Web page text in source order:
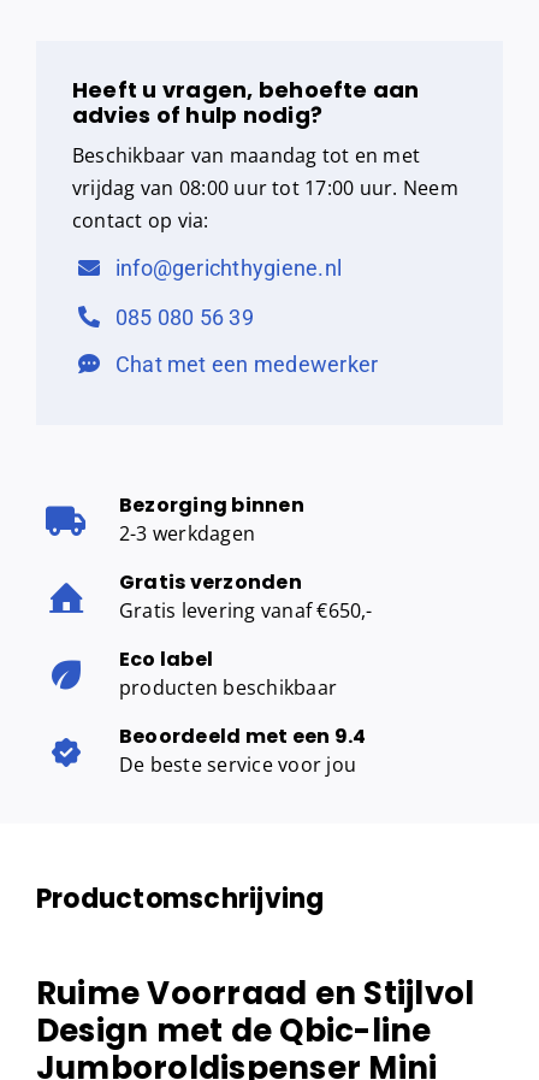
Heeft u vragen, behoefte aan
advies of hulp nodig?
Beschikbaar van maandag tot en met
vrijdag van 08:00 uur tot 17:00 uur. Neem
contact op via:
info@gerichthygiene.nl
085 080 56 39
Chat met een medewerker
Bezorging binnen
2-3 werkdagen
Gratis verzonden
Gratis levering vanaf €650,-
Eco label
producten beschikbaar
Beoordeeld met een 9.4
De beste service voor jou
Productomschrijving
Ruime Voorraad en Stijlvol
Design met de Qbic-line
Jumboroldispenser Mini